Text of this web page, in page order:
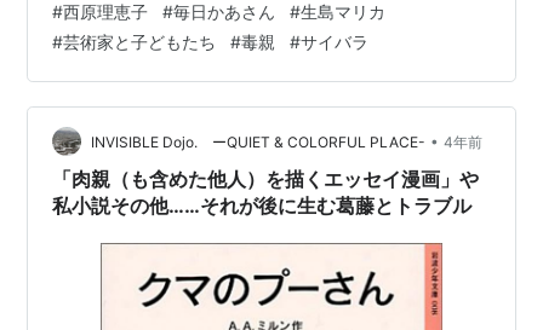
さんが病んでしまったことをブログで暴露されて、それ
が出回ってWEB上で騒ぎになっています。 そればかりか
母娘の確執について関わりのあった生島マリカさんが
SNS上でぶっちゃけちゃったので、炎上が止まりませ
ん。 togetter.com togetter.com togetter.com 意外だ…
#西原理恵子 #毎日かあさん #生島マリカ
#芸術家と子どもたち #毒親 #サイバラ
INVISIBLE Dojo. ーQUIET & COLORFUL PLACE- • 4年前
「肉親（も含めた他人）を描くエッセイ漫画」や
私小説その他……それが後に生む葛藤とトラブル